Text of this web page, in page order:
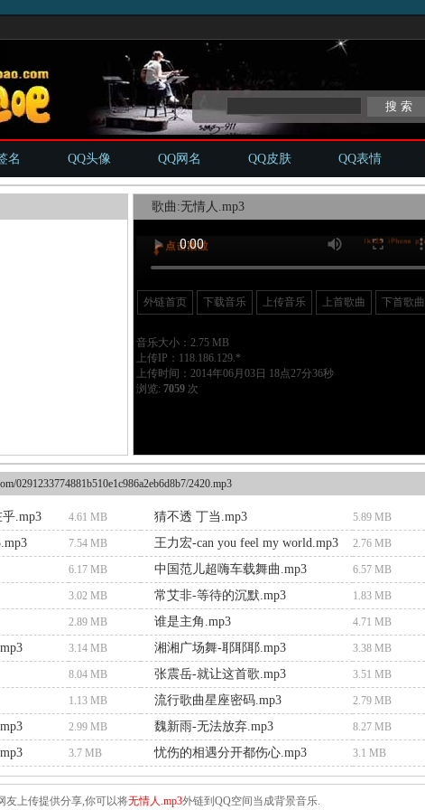
名 QQ头像 QQ网名 QQ皮肤 QQ表情
歌曲:无情人.mp3
外链首页 下载音乐 上传音乐 上首歌曲 下首歌曲
音乐大小：2.75 MB
上传IP：118.186.129.*
上传时间：2014年06月03日 18点27分36秒
浏览: 7059次
0291233774881b510e1c986a2eb6d8b7/2420.mp3
.mp3 4.61 MB 猜不透 丁当.mp3 5.89 MB
7.54 MB 王力宏-can you feel my world.mp3 2.76 MB
6.17 MB 中国范儿超嗨车载舞曲.mp3 6.57 MB
3.02 MB 常艾非-等待的沉默.mp3 1.83 MB
2.89 MB 谁是主角.mp3 4.71 MB
3.14 MB 湘湘广场舞-耶耶耶.mp3 3.38 MB
8.04 MB 张震岳-就让这首歌.mp3 3.51 MB
1.13 MB 流行歌曲星座密码.mp3 2.79 MB
2.99 MB 魏新雨-无法放弃.mp3 8.27 MB
3.7 MB 忧伤的相遇分开都伤心.mp3 3.1 MB
友上传提供分享,你可以将无情人.mp3外链到QQ空间当成背景音乐.